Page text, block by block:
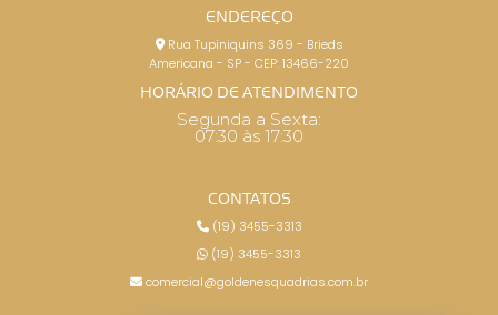
ENDEREÇO
Rua Tupiniquins 369 - Brieds
Americana - SP - CEP: 13466-220
HORÁRIO DE ATENDIMENTO
Segunda a Sexta:
07:30 às 17:30
CONTATOS
(19) 3455-3313
(19) 3455-3313
comercial@goldenesquadrias.com.br